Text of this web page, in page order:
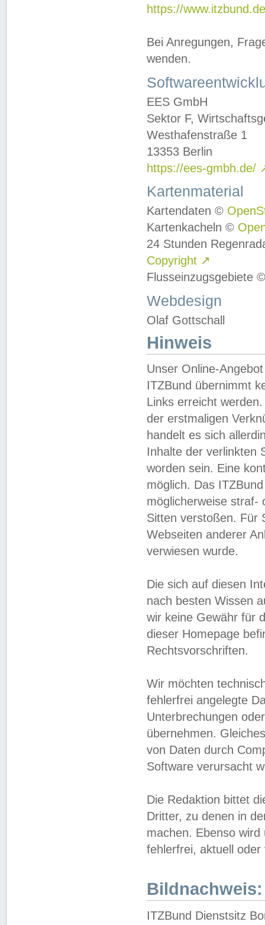
https://
Bei Anregungen,
wenden.
EES GmbH
Sektor F,
Westhafenstraße 1
13353 Berlin
https://ees-gmbh.de/
Kartenmaterial
Kartendaten ©
Kartenkacheln ©
24 Stunden
Copyright ↗
Flusseinzugsgebiete
Webdesign
Olaf Gottschall
Hinweis
Unser Online-
ITZBund übernimmt
Links erreicht
der erstmaligen
handelt es sich
Inhalte der verlinkten
worden sein. Eine
möglich. Das
möglicherweise straf-
Sitten verstoßen. Für
Webseiten anderer
verwiesen wurde.
Die sich auf diesen
nach besten Wissen
wir keine Gewähr für
dieser Homepage
Rechtsvorschriften.
Wir möchten
fehlerfrei angelegte
Unterbrechungen
übernehmen.
von Daten durch
Software verursacht
Die Redaktion bittet
Dritter, zu denen in
machen. Ebenso
fehlerfrei, aktuell oder
Bildnachweis:
ITZBund Dienstsitz